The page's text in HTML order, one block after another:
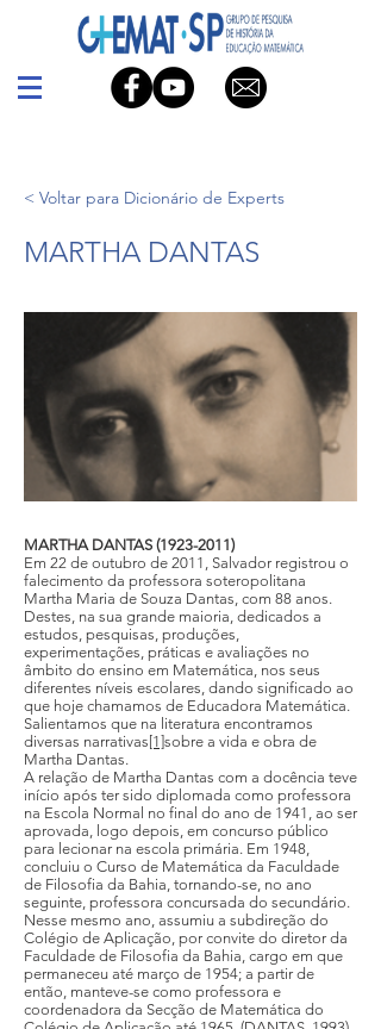
< Voltar para Dicionário de Experts
MARTHA DANTAS
MARTHA DANTAS (1923-2011)
Em 22 de outubro de 2011, Salvador registrou o
falecimento da professora soteropolitana
Martha Maria de Souza Dantas, com 88 anos.
Destes, na sua grande maioria, dedicados a
estudos, pesquisas, produções,
experimentações, práticas e avaliações no
âmbito do ensino em Matemática, nos seus
diferentes níveis escolares, dando significado ao
que hoje chamamos de Educadora Matemática.
Salientamos que na literatura encontramos
diversas narrativas[1]sobre a vida e obra de
Martha Dantas.
A relação de Martha Dantas com a docência teve
início após ter sido diplomada como professora
na Escola Normal no final do ano de 1941, ao ser
aprovada, logo depois, em concurso público
para lecionar na escola primária. Em 1948,
concluiu o Curso de Matemática da Faculdade
de Filosofia da Bahia, tornando-se, no ano
seguinte, professora concursada do secundário.
Nesse mesmo ano, assumiu a subdireção do
Colégio de Aplicação, por convite do diretor da
Faculdade de Filosofia da Bahia, cargo em que
permaneceu até março de 1954; a partir de
então, manteve-se como professora e
coordenadora da Secção de Matemática do